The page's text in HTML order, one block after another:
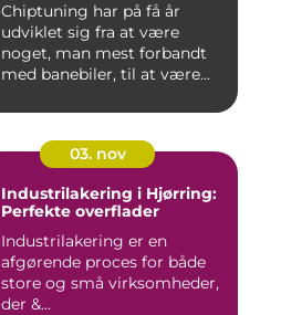
Chiptuning har på få år
udviklet sig fra at være
noget, man mest forbandt
med banebiler, til at være...
03. nov
Industrilakering i Hjørring:
Perfekte overflader
Industrilakering er en
afgørende proces for både
store og små virksomheder,
der &...